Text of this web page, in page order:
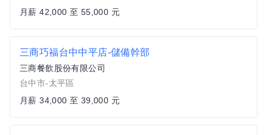
月薪 42,000 至 55,000 元
三商巧福台中中平店-儲備幹部
三商餐飲股份有限公司
台中市-太平區
月薪 34,000 至 39,000 元